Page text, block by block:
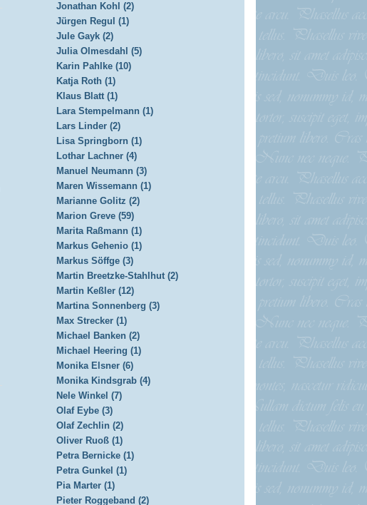
Jonathan Kohl (2)
Jürgen Regul (1)
Jule Gayk (2)
Julia Olmesdahl (5)
Karin Pahlke (10)
Katja Roth (1)
Klaus Blatt (1)
Lara Stempelmann (1)
Lars Linder (2)
Lisa Springborn (1)
Lothar Lachner (4)
Manuel Neumann (3)
Maren Wissemann (1)
Marianne Golitz (2)
Marion Greve (59)
Marita Raßmann (1)
Markus Gehenio (1)
Markus Söffge (3)
Martin Breetzke-Stahlhut (2)
Martin Keßler (12)
Martina Sonnenberg (3)
Max Strecker (1)
Michael Banken (2)
Michael Heering (1)
Monika Elsner (6)
Monika Kindsgrab (4)
Nele Winkel (7)
Olaf Eybe (3)
Olaf Zechlin (2)
Oliver Ruoß (1)
Petra Bernicke (1)
Petra Gunkel (1)
Pia Marter (1)
Pieter Roggeband (2)